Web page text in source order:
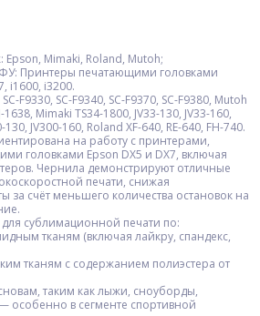
Mimaki, Roland, Mutoh;
Принтеры печатающими головками
i1600, i3200.
F9330, SC-F9340, SC-F9370, SC-F9380, Mutoh
1638, Mimaki TS34-1800, JV33-130, JV33-160,
130, JV300-160, Roland XF-640, RE-640, FH-740.
на работу с принтерами,
головками Epson DX5 и DX7, включая
Чернила демонстрируют отличные
печати, снижая
за счёт меньшего количества остановок на
сублимационной печати по:
тканям (включая лайкру, спандекс,
тканям с содержанием полиэстера от
таким как лыжи, сноуборды,
особенно в сегменте спортивной